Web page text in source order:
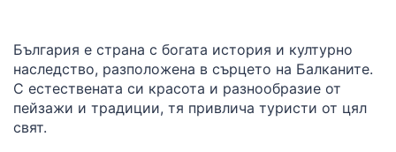
България е страна с богата история и културно
наследство, разположена в сърцето на Балканите.
С естествената си красота и разнообразие от
пейзажи и традиции, тя привлича туристи от цял
свят.